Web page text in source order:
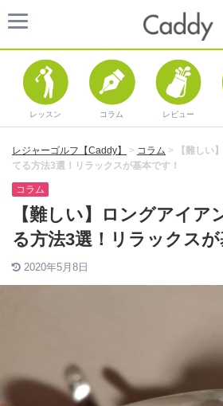
レッスン コラム レビュー
レジャーゴルフ【Caddy】 > コラム >
【難しい
てる方法3選！リラックスが基本です！
コラム
【難しい】ロングアイア
る方法3選！リラックスが
2020年5月8日